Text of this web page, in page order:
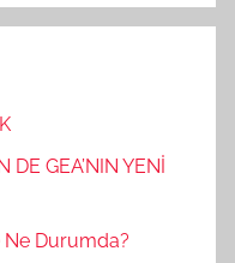
DE GEA’NIN YENİ
Durumda?